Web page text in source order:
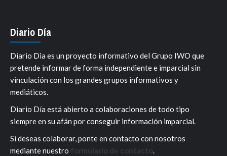
Diario Día
Diario Dia es un proyecto informativo del Grupo IWO que
pretende informar de forma independiente e imparcial sin
vinculación con los grandes grupos informativos y
mediáticos.
Diario Día está abierto a colaboraciones de todo tipo
siempre en su afán por conseguir información imparcial.
Si deseas colaborar, ponte en contacto con nosotros
mediante nuestro formulario de contacto.